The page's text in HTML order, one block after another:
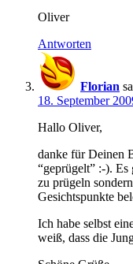
Oliver
Antworten
Florian
18. September
Hallo Oliver,
danke für Deinen
“geprügelt” :-).
zu prügeln
Gesichtspunkte
Ich habe selbst
weiß, dass die